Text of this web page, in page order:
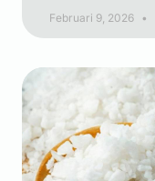
Februari 9, 2026